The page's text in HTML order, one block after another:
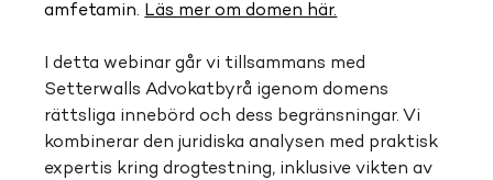
amfetamin. Läs mer om domen här.
I detta webinar går vi tillsammans med
Setterwalls Advokatbyrå igenom domens
rättsliga innebörd och dess begränsningar. Vi
kombinerar den juridiska analysen med praktisk
expertis kring drogtestning, inklusive vikten av